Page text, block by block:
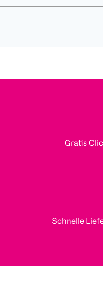
Gratis
Schnelle